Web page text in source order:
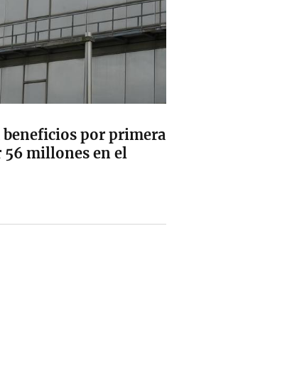
beneficios por primera
56 millones en el